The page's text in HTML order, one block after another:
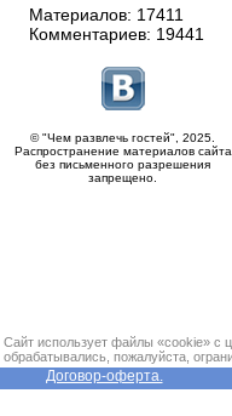
Материалов: 17411
Комментариев: 19441
© "Чем развлечь гостей", 2025.
Распространение материалов сайта
без письменного разрешения
запрещено.
Сайт использует файлы «cookie» с
обрабатывались, пожалуйста,
Договор-оферта.